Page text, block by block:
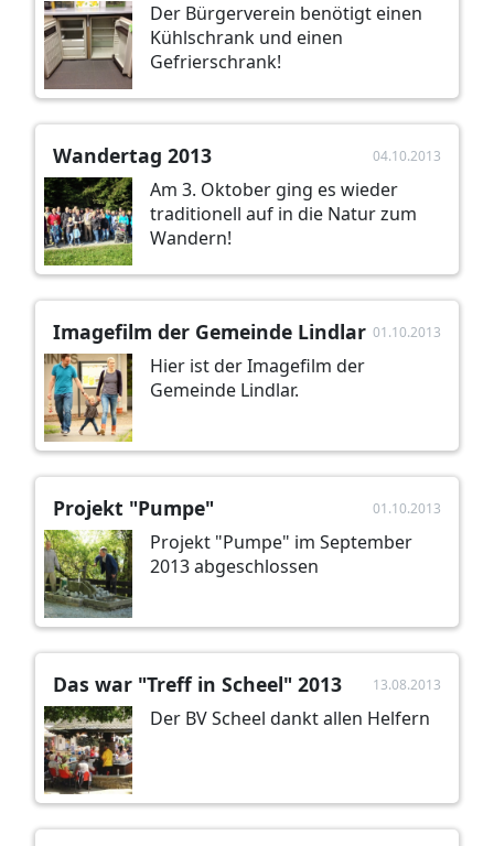
Der Bürgerverein benötigt einen
Kühlschrank und einen
Gefrierschrank!
Wandertag 2013 04.10.2013
Am 3. Oktober ging es wieder
traditionell auf in die Natur zum
Wandern!
Imagefilm der Gemeinde Lindlar 01.10.2013
Hier ist der Imagefilm der
Gemeinde Lindlar.
Projekt "Pumpe" 01.10.2013
Projekt "Pumpe" im September
2013 abgeschlossen
Das war "Treff in Scheel" 2013 13.08.2013
Der BV Scheel dankt allen Helfern